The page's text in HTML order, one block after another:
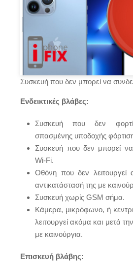
Συσκευή που δεν μπορεί να
Ενδεικτικές βλάβες:
Συσκευή που δεν
σπασμένης υποδοχής
Συσκευή που δεν μπορεί να
Wi-Fi.
Οθόνη που δεν λειτουργεί
αντικατάστασή της με
Συσκευή χωρίς GSM σήμα.
Κάμερα, μικρόφωνο, ή
λειτουργεί ακόμα και μετά
με καινούργια.
Επισκευή βλάβης: